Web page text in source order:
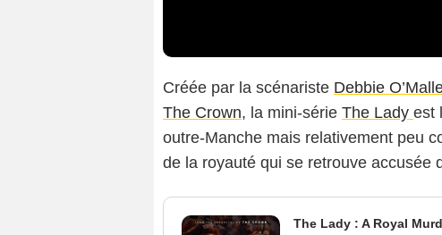
Créée par la scénariste Debbie
The Crown, la mini-série The Lady est
outre-Manche mais relativement peu
de la royauté qui se retrouve accusée
The Lady : A Royal